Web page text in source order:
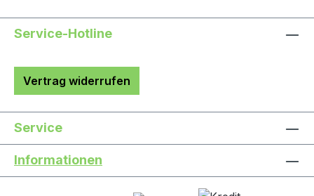
Service-Hotline
Vertrag widerrufen
Service
Informationen